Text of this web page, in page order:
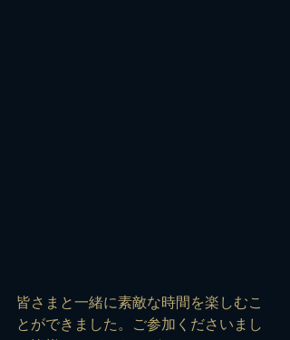
皆さまと一緒に素敵な時間を楽しむこ
とができました。ご参加くださいまし